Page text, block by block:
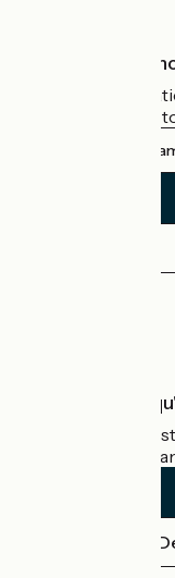
Qui sommes-
L'association
guide officiel du
Accueil Vélo
Accueil Vélo
cyclistes en